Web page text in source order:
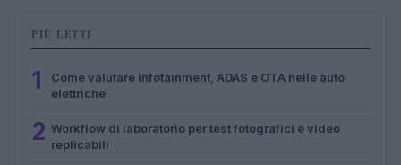
PIÙ LETTI
1
Come valutare infotainment, ADAS e OTA nelle auto
elettriche
2 Workflow di laboratorio per test fotografici e video
replicabili